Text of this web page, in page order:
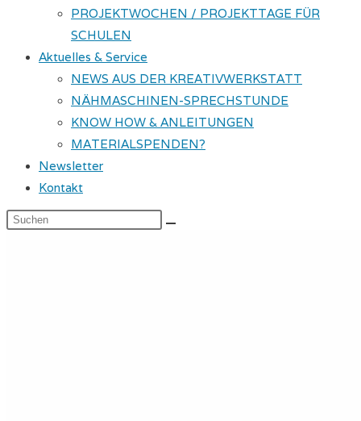
PROJEKTWOCHEN / PROJEKTTAGE FÜR
SCHULEN
Aktuelles & Service
NEWS AUS DER KREATIVWERKSTATT
NÄHMASCHINEN-SPRECHSTUNDE
KNOW HOW & ANLEITUNGEN
MATERIALSPENDEN?
Newsletter
Kontakt